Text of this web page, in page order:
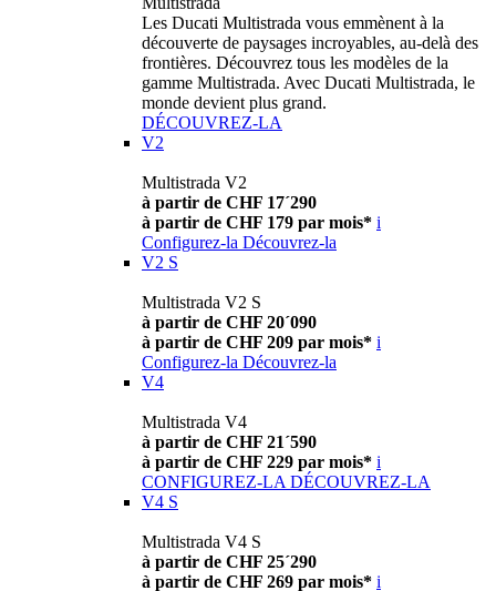
Les Ducati Multistrada vous emmènent à la
découverte de paysages incroyables, au-delà des
frontières. Découvrez tous les modèles de la
gamme Multistrada. Avec Ducati Multistrada, le
monde devient plus grand.
DÉCOUVREZ-LA
V2
Multistrada V2
à partir de CHF 17´290
à partir de CHF 179 par mois* i
Configurez-la Découvrez-la
V2 S
Multistrada V2 S
à partir de CHF 20´090
à partir de CHF 209 par mois* i
Configurez-la Découvrez-la
V4
Multistrada V4
à partir de CHF 21´590
à partir de CHF 229 par mois* i
CONFIGUREZ-LA DÉCOUVREZ-LA
V4 S
Multistrada V4 S
à partir de CHF 25´290
à partir de CHF 269 par mois* i